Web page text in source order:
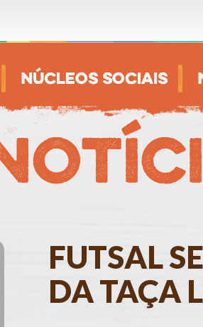
NÚCLEOS SOCIAIS
FUTSAL
DA TAÇA